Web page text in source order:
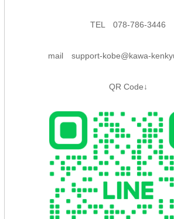
TEL 078-786-3446
mail support-kobe@kawa-
QR Code↓